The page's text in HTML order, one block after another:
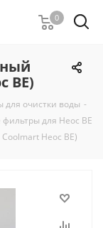
0
ВЕ)
очистки воды -
для Неос ВЕ
Неос ВЕ)